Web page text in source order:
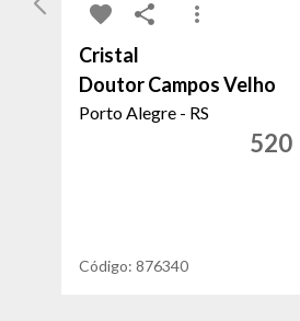
Cristal
Doutor Campos Velho
Porto Alegre - RS
520
Código: 876340